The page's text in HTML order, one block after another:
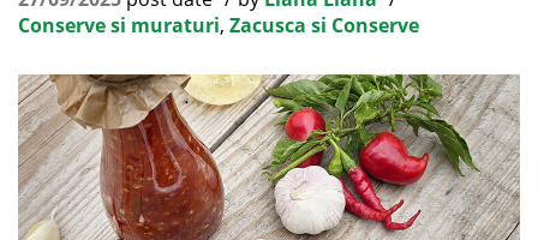
Conserve si muraturi, Zacusca si Conserve